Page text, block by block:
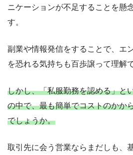
ニケーションが不足することを懸
す。
副業や情報発信をすることで、エ
を恐れる気持ちも百歩譲って理解
しかし、「私服勤務を認める」と
の中で、最も簡単でコストのかか
でしょうか。
取引先に会う営業ならまだしも、